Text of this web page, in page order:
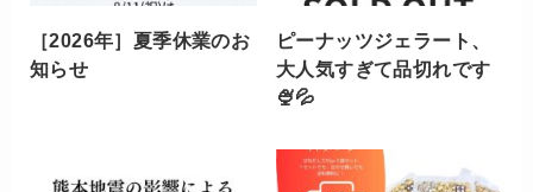
［2026年］夏季休業のお
知らせ
ピーナッツジェラート、
大人気すぎて品切れです
🍨💦